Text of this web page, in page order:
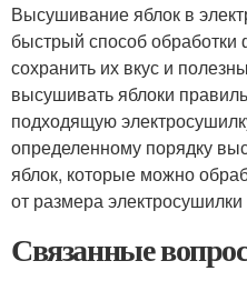
Высушивание яблок в
быстрый способ обработки
сохранить их вкус и
высушивать яблоки
подходящую
определенному порядку
яблок, которые можно
от размера
Связанные